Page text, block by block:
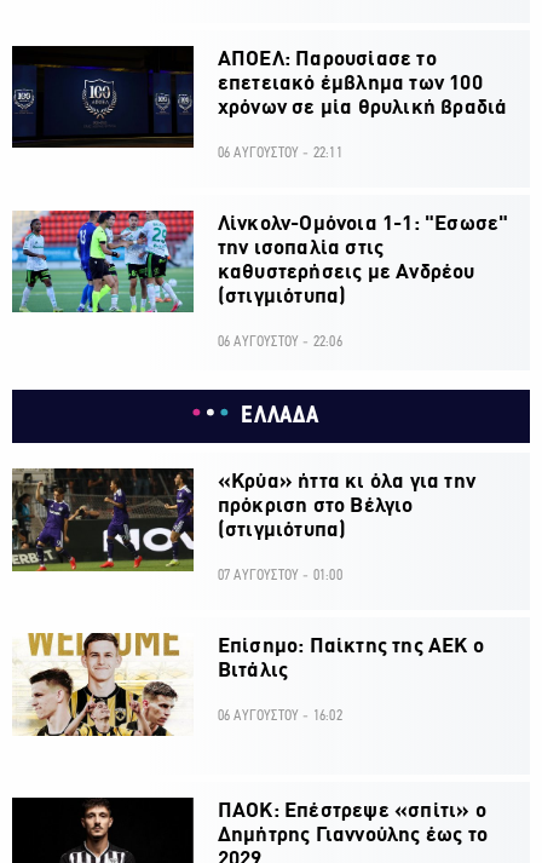
ΑΠΟΕΛ: Παρουσίασε το
επετειακό έμβλημα των 100
χρόνων σε μία θρυλική βραδιά
06 ΑΥΓΟΥΣΤΟΥ - 22:11
Λίνκολν-Ομόνοια 1-1: "Εσωσε"
την ισοπαλία στις
καθυστερήσεις με Ανδρέου
(στιγμιότυπα)
06 ΑΥΓΟΥΣΤΟΥ - 22:06
ΕΛΛΑΔΑ
«Κρύα» ήττα κι όλα για την
πρόκριση στο Βέλγιο
(στιγμιότυπα)
07 ΑΥΓΟΥΣΤΟΥ - 01:00
Επίσημο: Παίκτης της ΑΕΚ ο
Βιτάλις
06 ΑΥΓΟΥΣΤΟΥ - 16:02
ΠΑΟΚ: Επέστρεψε «σπίτι» ο
Δημήτρης Γιαννούλης έως το